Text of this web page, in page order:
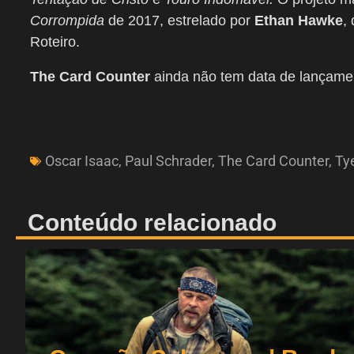
Corrompida de 2017, estrelado por Ethan Hawke,
Roteiro.
The Card Counter ainda não tem data de
Oscar Isaac, Paul Schrader, The Card Counter,
Conteúdo relacionado